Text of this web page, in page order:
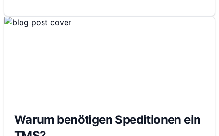
Warum benötigen Speditionen ein